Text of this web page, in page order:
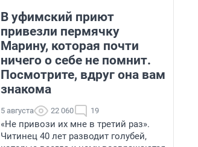
В уфимский приют
привезли пермячку
Марину, которая почти
ничего о себе не помнит.
Посмотрите, вдруг она вам
знакома
5 августа 22 060 19
«Не привози их мне в третий раз».
Читинец 40 лет разводит голубей,